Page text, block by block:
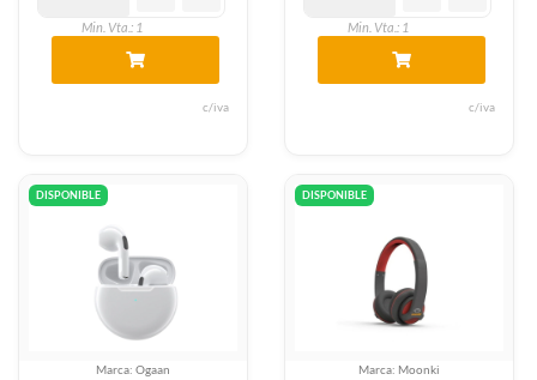
Min. Vta.: 1
c/iva
Min. Vta.: 1
c/iva
DISPONIBLE
Marca: Ogaan
DISPONIBLE
Marca: Moonki